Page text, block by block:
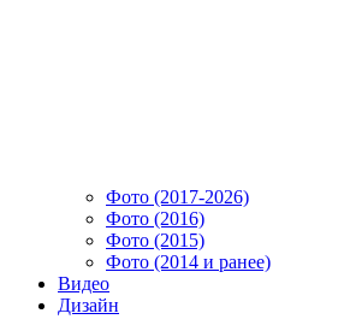
Фото (2017-2026)
Фото (2016)
Фото (2015)
Фото (2014 и ранее)
Видео
Дизайн